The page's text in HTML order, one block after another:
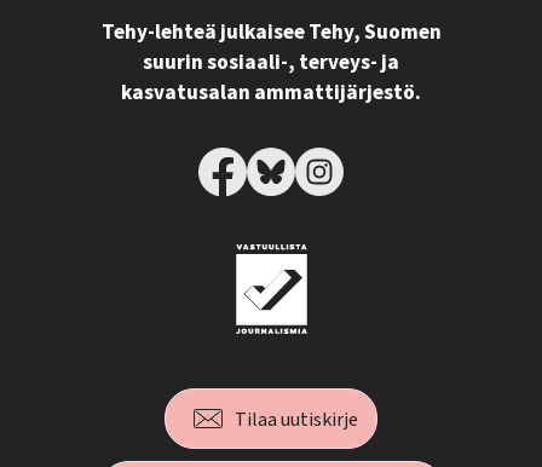
Tehy-lehteä julkaisee Tehy, Suomen
suurin sosiaali-, terveys- ja
kasvatusalan ammattijärjestö.
Tilaa uutiskirje